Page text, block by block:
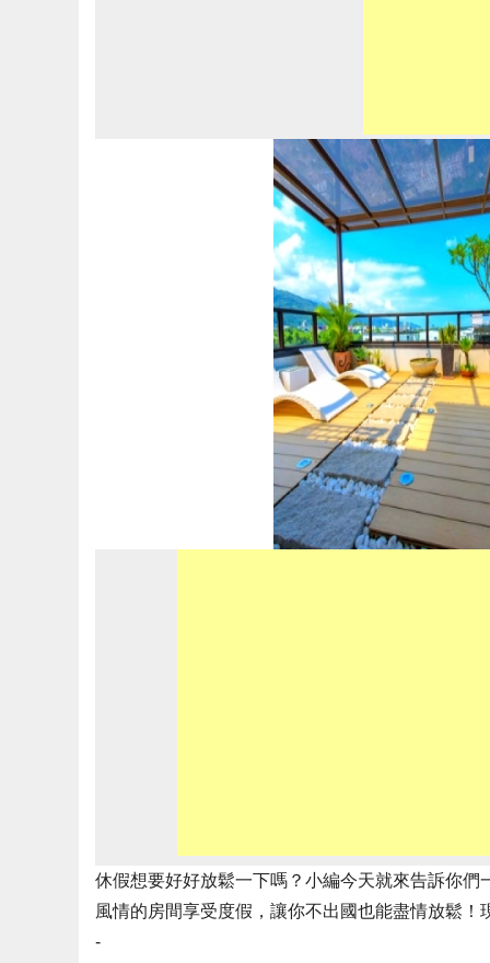
休假想要好好放鬆一下嗎？小編今天就來告訴你
風情的房間享受度假，讓你不出國也能盡情放鬆！
-